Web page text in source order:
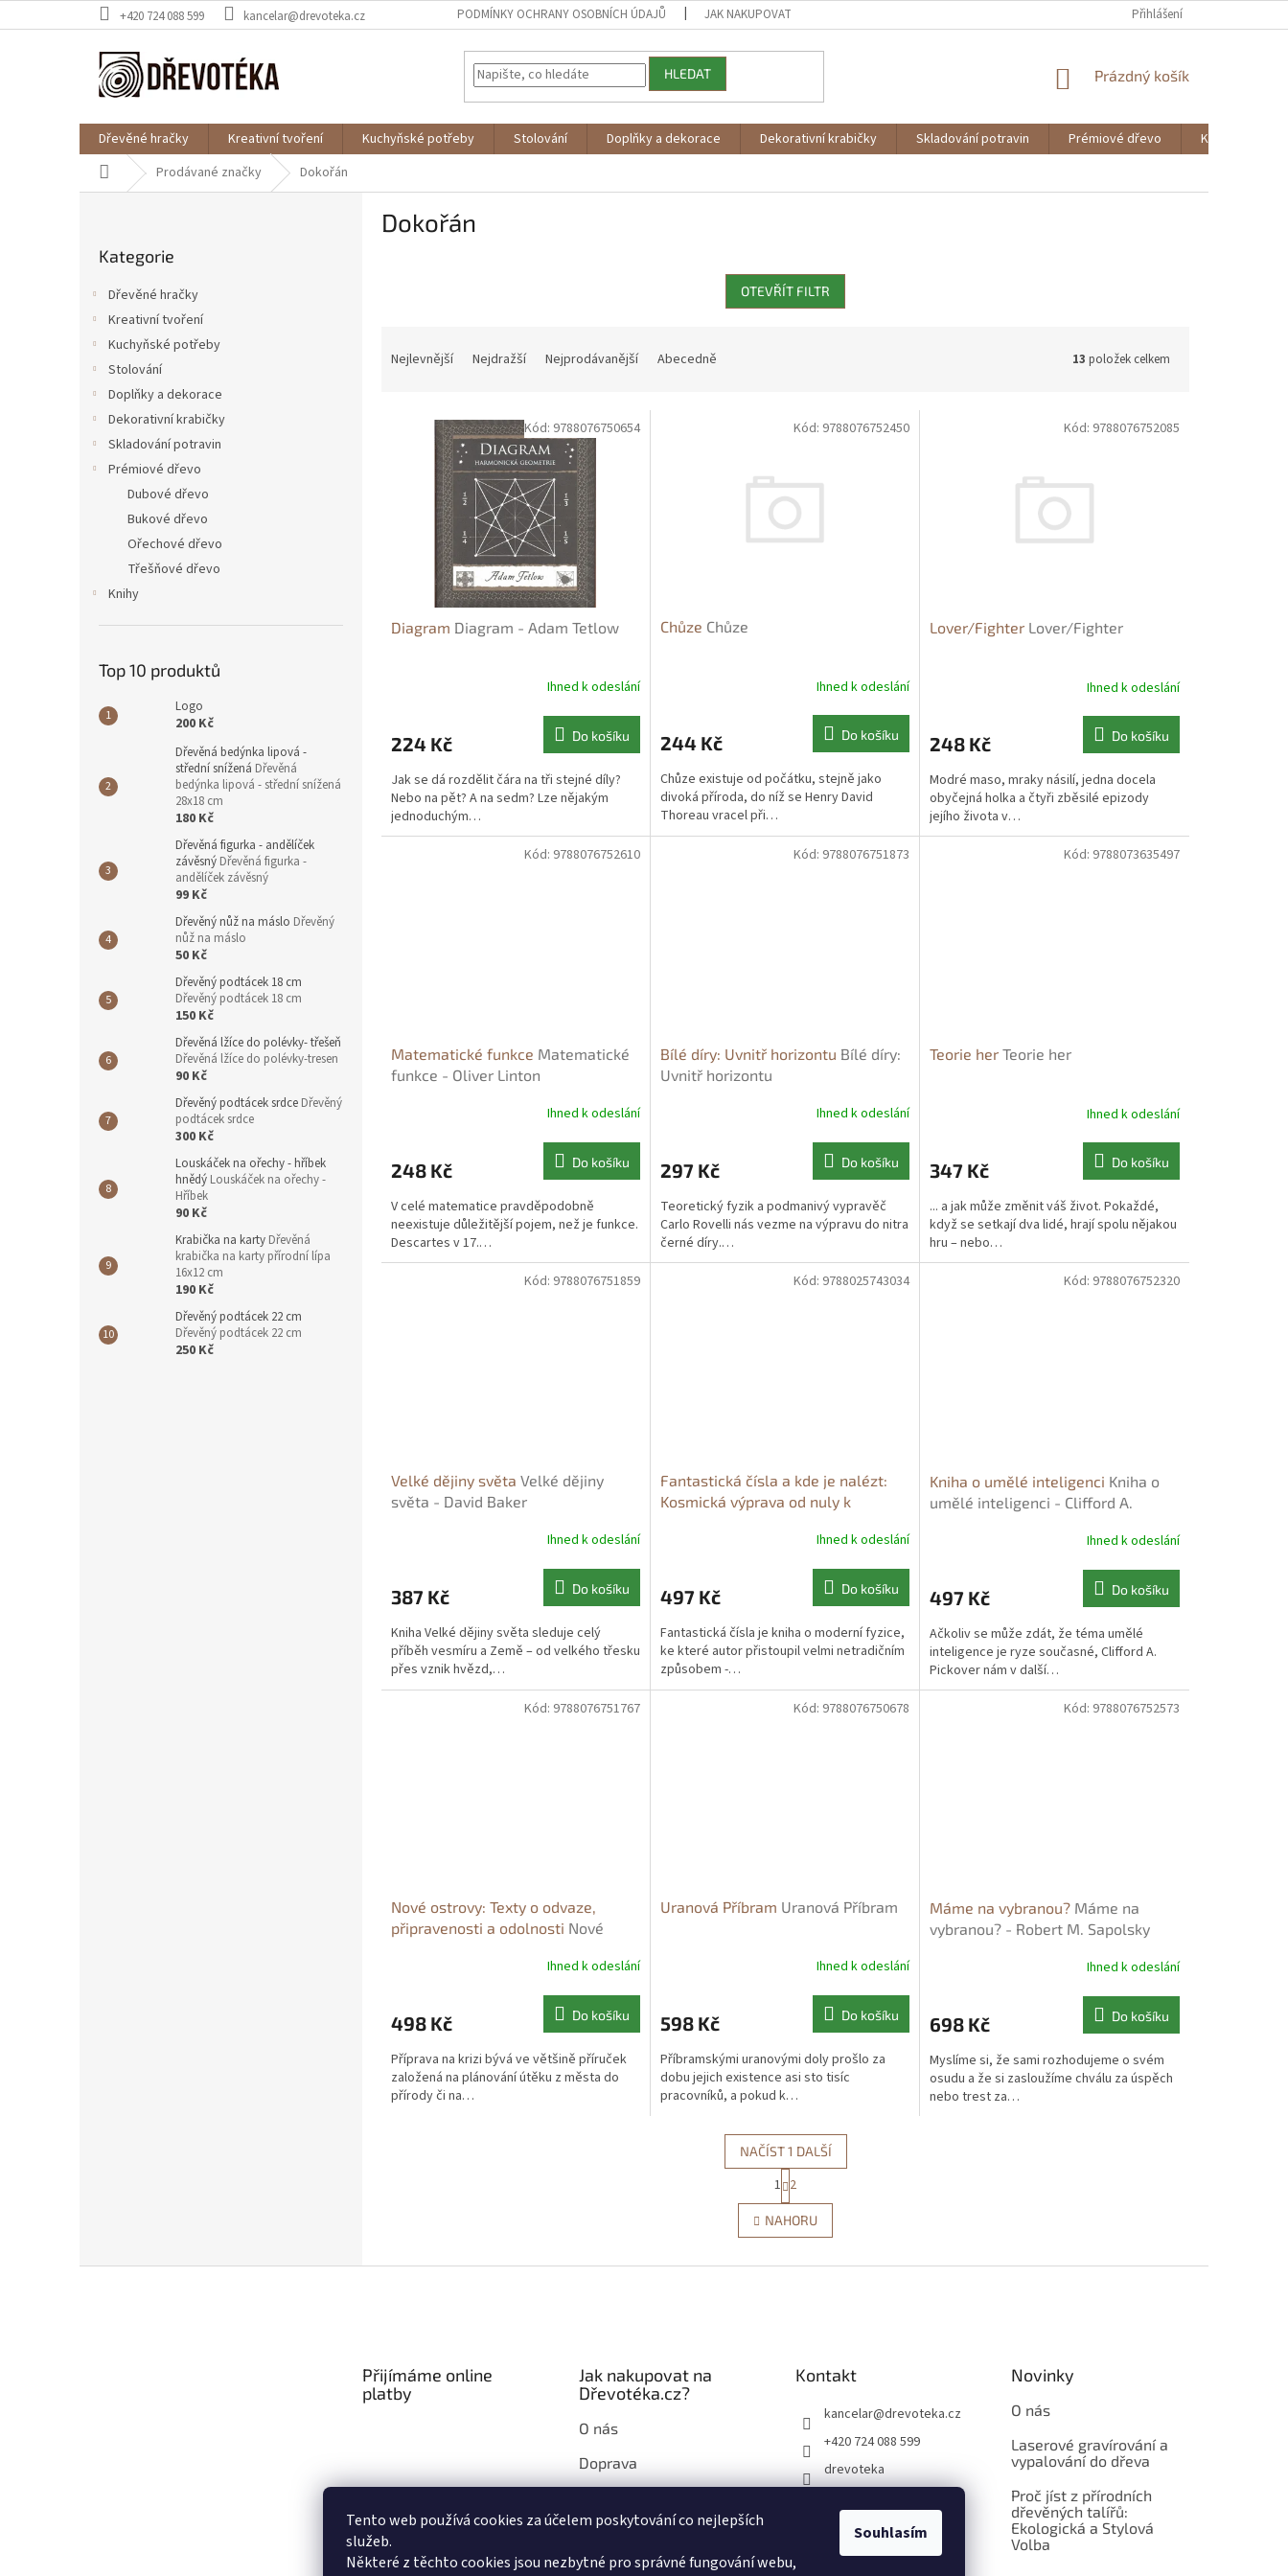
Tento web používá cookies za účelem poskytování co nejlepších
služeb.
Některé z těchto cookies jsou nezbytné pro správné fungování webu,
Souhlasím
na
+420 724 088 599 kancelar@drevoteka.cz PODMÍNKY OCHRANY OSOBNÍCH ÚDAJŮ JAK NAKUPOVAT Přihlášení
HLEDAT
NÁKUPNÍ
Prázdný košík
Dřevěné hračky Kreativní tvoření Kuchyňské potřeby Stolování Doplňky a dekorace Dekorativní krabičky Skladování potravin Prémiové dřevo
Knihy
Domů Prodávané značky Dokořán
kategorie
Kategorie
Dřevěné hračky
Kreativní tvoření
Kuchyňské potřeby
Stolování
Doplňky a dekorace
Dekorativní krabičky
Skladování potravin
Prémiové dřevo
Dubové dřevo
Bukové dřevo
Ořechové dřevo
Třešňové dřevo
Knihy
Top 10 produktů
Logo
200 Kč
Dřevěná bedýnka lipová -
střední snížená Dřevěná
bedýnka lipová - střední snížená
28x18 cm
180 Kč
Dřevěná figurka - andělíček
závěsný Dřevěná figurka -
andělíček závěsný
99 Kč
Dřevěný nůž na máslo Dřevěný
nůž na máslo
50 Kč
Dřevěný podtácek 18 cm
Dřevěný podtácek 18 cm
150 Kč
Dřevěná lžíce do polévky- třešeň
Dřevěná lžíce do polévky-tresen
90 Kč
Dřevěný podtácek srdce Dřevěný
podtácek srdce
300 Kč
Louskáček na ořechy - hříbek
hnědý Louskáček na ořechy -
Hříbek
90 Kč
Krabička na karty Dřevěná
krabička na karty přírodní lípa
16x12 cm
190 Kč
Dřevěný podtácek 22 cm
Dřevěný podtácek 22 cm
250 Kč
Dokořán
OTEVŘÍT FILTR
Nejlevnější Nejdražší Nejprodávanější Abecedně 13 položek celkem
Diagram Diagram - Adam Tetlow
Ihned k odeslání
224 Kč Do košíku
Jak se dá rozdělit čára na tři stejné díly?
Nebo na pět? A na sedm? Lze nějakým
jednoduchým…
Kód: 9788076750654
Chůze Chůze
Ihned k odeslání
244 Kč Do košíku
Chůze existuje od počátku, stejně jako
divoká příroda, do níž se Henry David
Thoreau vracel při…
Kód: 9788076752450
Lover/Fighter Lover/Fighter
Ihned k odeslání
248 Kč Do košíku
Modré maso, mraky násilí, jedna docela
obyčejná holka a čtyři zběsilé epizody
jejího života v…
Kód: 9788076752085
Matematické funkce Matematické
funkce - Oliver Linton
Ihned k odeslání
248 Kč Do košíku
V celé matematice pravděpodobně
neexistuje důležitější pojem, než je funkce.
Descartes v 17.…
Kód: 9788076752610
Bílé díry: Uvnitř horizontu Bílé díry:
Uvnitř horizontu
Ihned k odeslání
297 Kč Do košíku
Teoretický fyzik a podmanivý vypravěč
Carlo Rovelli nás vezme na výpravu do nitra
černé díry.…
Kód: 9788076751873
Teorie her Teorie her
Ihned k odeslání
347 Kč Do košíku
... a jak může změnit váš život. Pokaždé,
když se setkají dva lidé, hrají spolu nějakou
hru – nebo…
Kód: 9788073635497
Velké dějiny světa Velké dějiny
světa - David Baker
Ihned k odeslání
387 Kč Do košíku
Kniha Velké dějiny světa sleduje celý
příběh vesmíru a Země – od velkého třesku
přes vznik hvězd,…
Kód: 9788076751859
Fantastická čísla a kde je nalézt:
Kosmická výprava od nuly k
je nalézt: Kosmická výprava od nuly
Ihned k odeslání
497 Kč Do košíku
Fantastická čísla je kniha o moderní fyzice,
ke které autor přistoupil velmi netradičním
způsobem -…
Kód: 9788025743034
Kniha o umělé inteligenci Kniha o
umělé inteligenci - Clifford A.
Ihned k odeslání
497 Kč Do košíku
Ačkoliv se může zdát, že téma umělé
inteligence je ryze současné, Clifford A.
Pickover nám v další…
Kód: 9788076752320
Nové ostrovy: Texty o odvaze,
připravenosti a odolnosti Nové
připravenosti a odolnosti - Václav
Ihned k odeslání
498 Kč Do košíku
Příprava na krizi bývá ve většině příruček
založená na plánování útěku z města do
přírody či na…
Kód: 9788076751767
Uranová Příbram Uranová Příbram
Ihned k odeslání
598 Kč Do košíku
Příbramskými uranovými doly prošlo za
dobu jejich existence asi sto tisíc
pracovníků, a pokud k…
Kód: 9788076750678
Máme na vybranou? Máme na
vybranou? - Robert M. Sapolsky
Ihned k odeslání
698 Kč Do košíku
Myslíme si, že sami rozhodujeme o svém
osudu a že si zasloužíme chválu za úspěch
nebo trest za…
Kód: 9788076752573
O
v
l
d
i
NAČÍST 1 DALŠÍ
S
t
r
á
n
1 2
NAHORU
Přijímáme online
platby
Jak nakupovat na
Dřevotéka.cz?
O nás
Doprava
Dřevotéka.cz
Kontakt
kancelar@drevoteka.cz
+420 724 088 599
drevoteka
Novinky
O nás
Laserové gravírování a
vypalování do dřeva
Proč jíst z přírodních
dřevěných talířů:
Ekologická a Stylová
Volba